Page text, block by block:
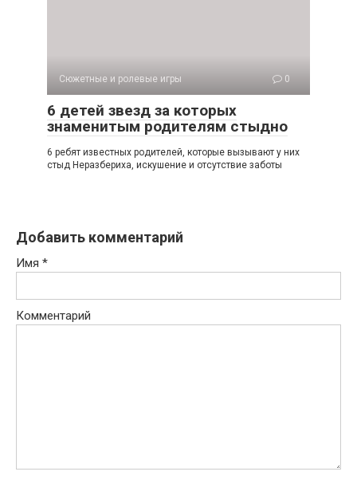
Сюжетные и ролевые игры 0
6 детей звезд за которых
знаменитым родителям стыдно
6 ребят известных родителей, которые вызывают у них
стыд Неразбериха, искушение и отсутствие заботы
Добавить комментарий
Имя *
Комментарий